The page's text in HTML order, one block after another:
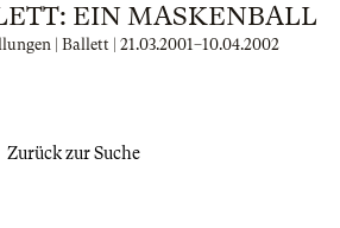
EIN MASKENBALL
| Ballett | 21.03.2001–10.04.2002
Zurück zur Suche